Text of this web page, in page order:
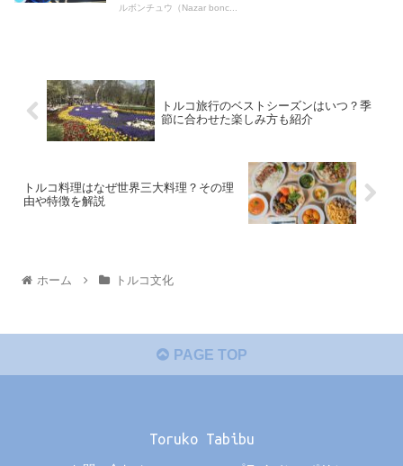
ルボンチュウ（Nazar bonc...
トルコ旅行のベストシーズンはいつ？季
節に合わせた楽しみ方も紹介
トルコ料理はなぜ世界三大料理？その理
由や特徴を解説
ホーム トルコ文化
PAGE TOP
Toruko Tabibu